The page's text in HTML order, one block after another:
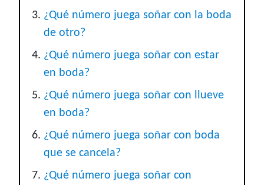
¿Qué número juega soñar con la boda
de otro?
¿Qué número juega soñar con estar
en boda?
¿Qué número juega soñar con llueve
en boda?
¿Qué número juega soñar con boda
que se cancela?
¿Qué número juega soñar con